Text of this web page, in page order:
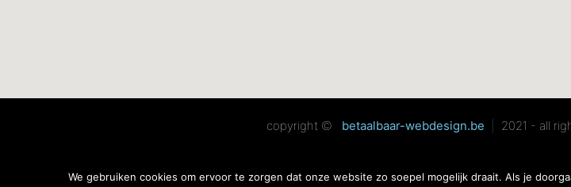
copyright © betaalbaar-webdesign.be 2021 - all
We gebruiken cookies om ervoor te zorgen dat onze website zo soepel mogelijk draait. Als je